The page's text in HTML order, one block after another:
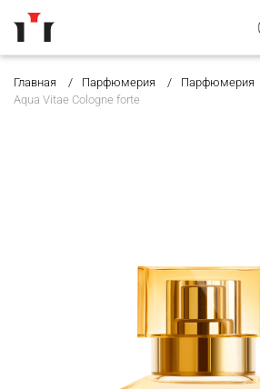
Главная Парфюмерия
Парфюмерия
Aqua Vitae Cologne forte